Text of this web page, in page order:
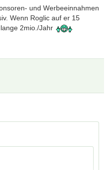
und Werbeeinnahmen
Wenn Roglic auf er 15
2mio./Jahr